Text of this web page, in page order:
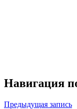
Навигация
Предыдущая запись